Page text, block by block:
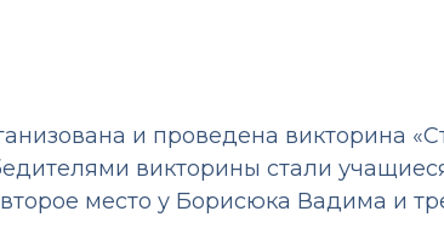
и проведена викторина
викторины стали
место у Борисюка Вадима и